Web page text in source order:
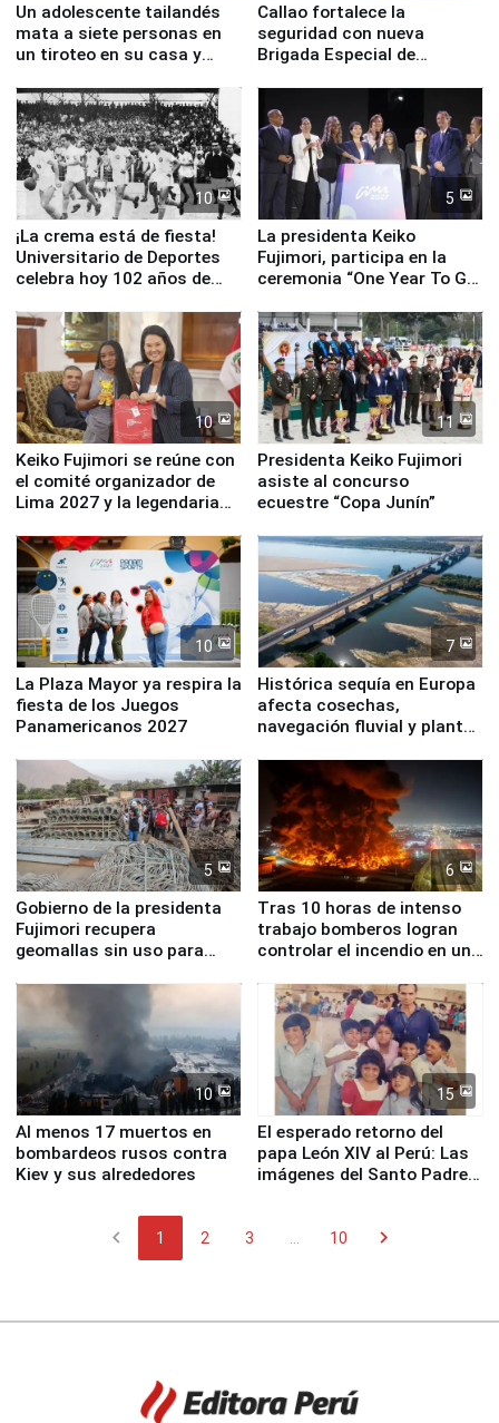
Un adolescente tailandés
mata a siete personas en
un tiroteo en su casa y
Callao fortalece la
seguridad con nueva
Brigada Especial de
equipamiento para
Serenazgo
10
¡La crema está de fiesta!
Universitario de Deportes
celebra hoy 102 años de
5
La presidenta Keiko
Fujimori, participa en la
ceremonia “One Year To Go
10
Keiko Fujimori se reúne con
el comité organizador de
Lima 2027 y la legendaria
11
Presidenta Keiko Fujimori
asiste al concurso
ecuestre “Copa Junín”
10
La Plaza Mayor ya respira la
fiesta de los Juegos
Panamericanos 2027
7
Histórica sequía en Europa
afecta cosechas,
navegación fluvial y plantas
5
Gobierno de la presidenta
Fujimori recupera
geomallas sin uso para
Fenómeno El Niño
6
Tras 10 horas de intenso
trabajo bomberos logran
controlar el incendio en una
de Chile
10
Al menos 17 muertos en
bombardeos rusos contra
Kiev y sus alrededores
15
El esperado retorno del
papa León XIV al Perú: Las
imágenes del Santo Padre
chevron_left 1 2 3 10 chevron_right